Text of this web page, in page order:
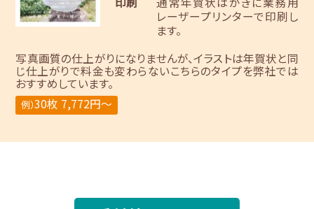
レーザープリンターで印刷し
ます。
写真画質の仕上がりになりませんが、イラストは年賀状と同
じ仕上がりで料金も変わらないこちらのタイプを弊社では
おすすめしています。
例）30枚 7,772円～